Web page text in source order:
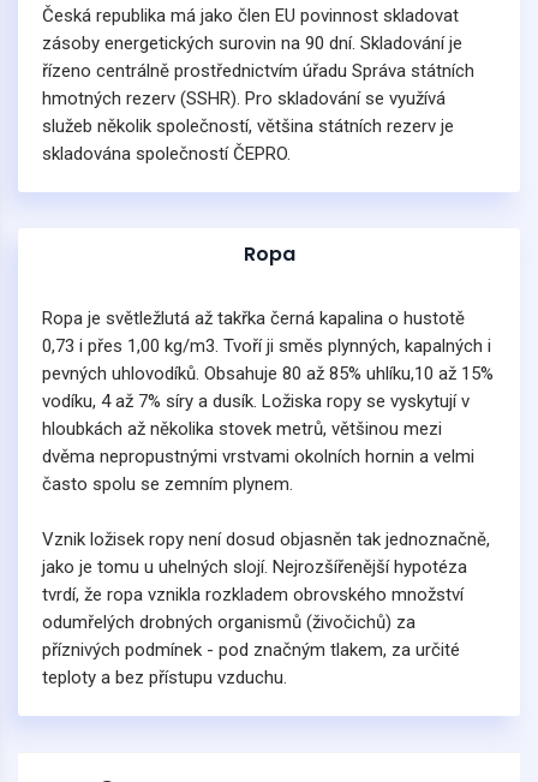
Česká republika má jako člen EU povinnost skladovat
zásoby energetických surovin na 90 dní. Skladování je
řízeno centrálně prostřednictvím úřadu Správa státních
hmotných rezerv (SSHR). Pro skladování se využívá
služeb několik společností, většina státních rezerv je
skladována společností ČEPRO.
Ropa
Ropa je světležlutá až takřka černá kapalina o hustotě
0,73 i přes 1,00 kg/m3. Tvoří ji směs plynných, kapalných i
pevných uhlovodíků. Obsahuje 80 až 85% uhlíku,10 až 15%
vodíku, 4 až 7% síry a dusík. Ložiska ropy se vyskytují v
hloubkách až několika stovek metrů, většinou mezi
dvěma nepropustnými vrstvami okolních hornin a velmi
často spolu se zemním plynem.
Vznik ložisek ropy není dosud objasněn tak jednoznačně,
jako je tomu u uhelných slojí. Nejrozšířenější hypotéza
tvrdí, že ropa vznikla rozkladem obrovského množství
odumřelých drobných organismů (živočichů) za
příznivých podmínek - pod značným tlakem, za určité
teploty a bez přístupu vzduchu.